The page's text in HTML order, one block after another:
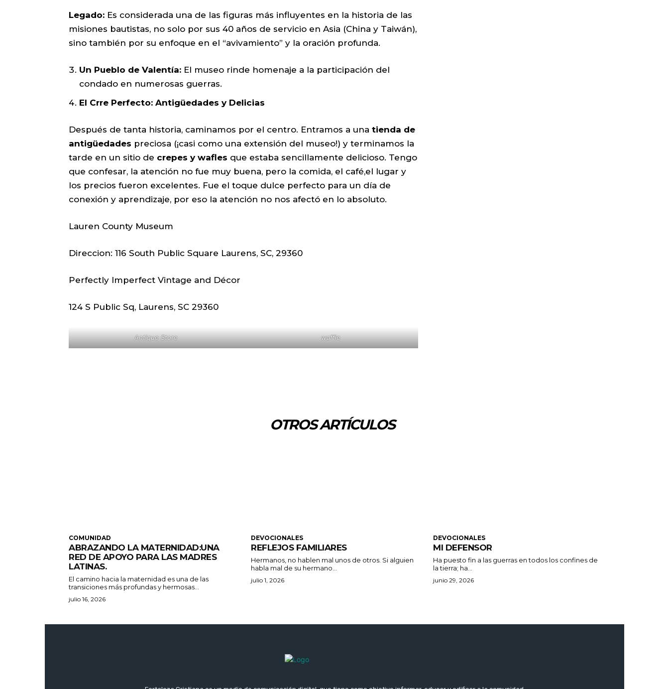
Legado: Es considerada una de las figuras más influyentes en la historia de las
misiones bautistas, no solo por sus 40 años de servicio en Asia (China y Taiwán),
sino también por su enfoque en el “avivamiento” y la oración profunda.
Un Pueblo de Valentía: El museo rinde homenaje a la participación del
condado en numerosas guerras.
El Crre Perfecto: Antigüedades y Delicias
Después de tanta historia, caminamos por el centro. Entramos a una tienda de
antigüedades preciosa (¡casi como una extensión del museo!) y terminamos la
tarde en un sitio de crepes y wafles que estaba sencillamente delicioso. Tengo
que confesar, la atención no fue muy buena, pero la comida, el café,el lugar y
los precios fueron excelentes. Fue el toque dulce perfecto para un día de
conexión y aprendizaje, por eso la atención no nos afectó en lo absoluto.
Lauren County Museum
Direccion: 116 South Public Square Laurens, SC, 29360
Perfectly Imperfect Vintage and Décor
124 S Public Sq, Laurens, SC 29360
Antique Store waffle
OTROS ARTÍCULOS
COMUNIDAD
ABRAZANDO LA MATERNIDAD:UNA
RED DE APOYO PARA LAS MADRES
LATINAS.
El camino hacia la maternidad es una de las
transiciones más profundas y hermosas...
julio 16, 2026
DEVOCIONALES
REFLEJOS FAMILIARES
Hermanos, no hablen mal unos de otros. Si alguien
habla mal de su hermano...
julio 1, 2026
DEVOCIONALES
MI DEFENSOR
Ha puesto fin a las guerras en todos los confines de
la tierra; ha...
junio 29, 2026